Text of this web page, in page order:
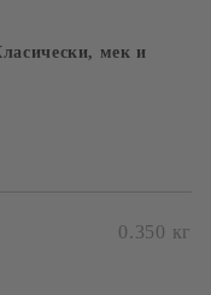
мек и
работния ден.
0.350 кг